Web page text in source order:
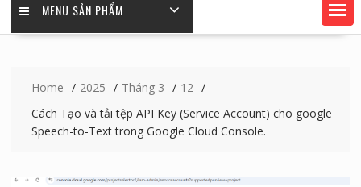
MENU SẢN PHẨM
Home 2025 Tháng 3
12
Cách Tạo và tải tệp API Key (Service Account) cho google
Speech-to-Text trong Google Cloud Console.